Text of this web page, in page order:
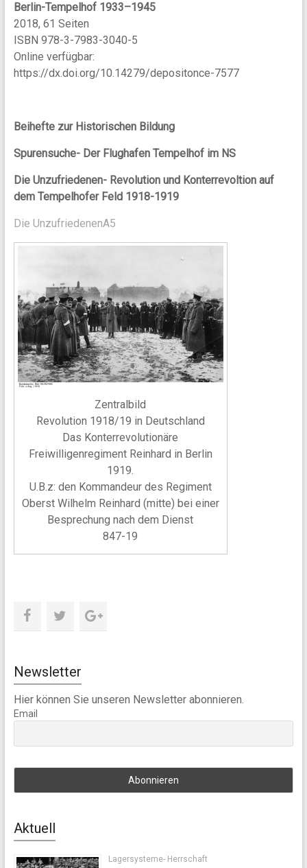
Berlin-Tempelhof 1933–1945
2018, 61 Seiten
ISBN 978-3-7983-3040-5
Online verfügbar:
https://dx.doi.org/10.14279/depositonce-7577
Beihefte zur Historischen Bildung
Spurensuche- Der Flughafen Tempelhof im NS
Die Unzufriedenen- Revolution und Konterrevoltion auf
dem Tempelhofer Feld 1918-1919
Die UnzufriedenenA5
Zentralbild
Revolution 1918/19 in Deutschland
Das Konterrevolutionäre
Freiwilligenregiment Reinhard in Berlin
1919.
U.B.z: den Kommandeur des Regiment
Oberst Wilhelm Reinhard (mitte) bei einer
Besprechung nach dem Dienst
847-19
Newsletter
Hier können Sie unseren Newsletter abonnieren.
Email
Aktuell
Lagersysteme- Herrschaft